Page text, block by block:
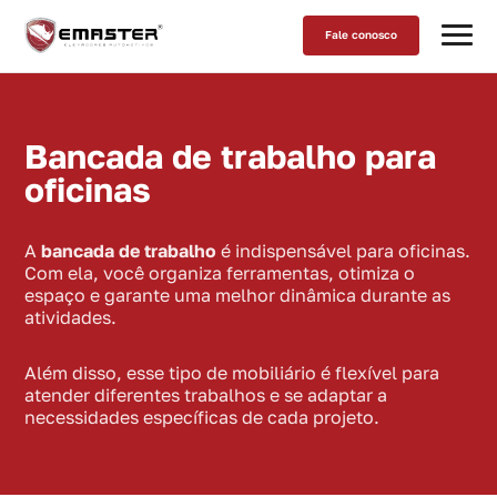
Fale conosco
Bancada de trabalho para
oficinas
Abancada de trabalho é indispensável para oficinas.
Com ela, você organiza ferramentas, otimiza o
espaço e garante uma melhor dinâmica durante as
atividades.
Além disso, esse tipo de mobiliário é flexível para
atender diferentes trabalhos e se adaptar a
necessidades específicas de cada projeto.